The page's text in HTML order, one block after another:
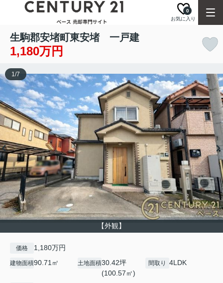
お気に入り
0
生駒郡安堵町東安堵 一戸建
1,180万円
【外観】
1/7
価格 1,180万円
建物面積90.71㎡ 土地面積30.42坪
(100.57㎡)
間取り 4LDK